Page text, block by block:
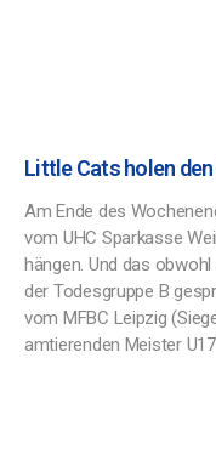
Little Cats holen
Am Ende des
vom UHC Sparkasse
hängen. Und das
der Todesgruppe B
vom MFBC Leipzig
amtierenden Meister